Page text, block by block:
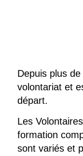
Depuis plus
volontariat et
départ.
Les
formation
sont variés et